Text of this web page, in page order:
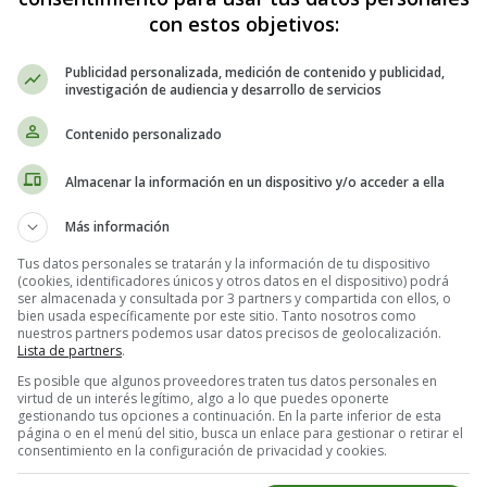
Inglés: Tradicionales - Songs for
Miss Polly had a Dolly
Miss Polly had a dolly who was sick, sick, sick.
The doctor came with his bag and his hat.
And he rapped at the door with a rat, tat, tat.
He looked at the dolly and he shook is his.
And he said, "Miss Polly put her straight to be."
He wrote on a paper for a pill, pill, pill.
"I'll be back in the morning with my bill, bill, bill."
con estos objetivos:
Publicidad personalizada, medición de contenido y publicidad,
investigación de audiencia y desarrollo de servicios
Contenido personalizado
Almacenar la información en un dispositivo y/o acceder a ella
Más información
Tus datos personales se tratarán y la información de tu dispositivo
(cookies, identificadores únicos y otros datos en el dispositivo) podrá
ser almacenada y consultada por 3 partners y compartida con ellos, o
bien usada específicamente por este sitio. Tanto nosotros como
nuestros partners podemos usar datos precisos de geolocalización.
Lista de partners.
Es posible que algunos proveedores traten tus datos personales en
virtud de un interés legítimo, algo a lo que puedes oponerte
gestionando tus opciones a continuación. En la parte inferior de esta
página o en el menú del sitio, busca un enlace para gestionar o retirar el
consentimiento en la configuración de privacidad y cookies.